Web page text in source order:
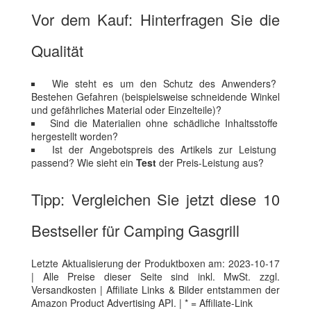
Vor dem Kauf: Hinterfragen Sie die
Qualität
Wie steht es um den Schutz des Anwenders?
Bestehen Gefahren (beispielsweise schneidende Winkel
und gefährliches Material oder Einzelteile)?
Sind die Materialien ohne schädliche Inhaltsstoffe
hergestellt worden?
Ist der Angebotspreis des Artikels zur Leistung
passend? Wie sieht ein Test der Preis-Leistung aus?
Tipp: Vergleichen Sie jetzt diese 10
Bestseller für Camping Gasgrill
Letzte Aktualisierung der Produktboxen am: 2023-10-17
| Alle Preise dieser Seite sind inkl. MwSt. zzgl.
Versandkosten | Affiliate Links & Bilder entstammen der
Amazon Product Advertising API. | * = Affiliate-Link